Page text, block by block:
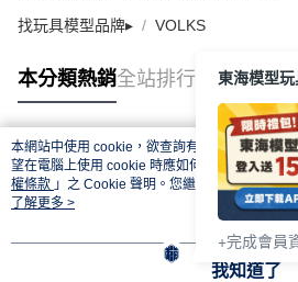
找玩具模型品牌▸ VOLKS
本分類熱銷全站排行
熱門標籤
本網站中使用 cookie，欲查詢有關本網站使用
望在電腦上使用 cookie 時應如何變更電腦的
權條款 」之 Cookie 聲明。您繼續使用本網站即
用條款之 Cookie 聲明使用 cookie。
了解更多 >
我知道了
東海模型
+完成會員